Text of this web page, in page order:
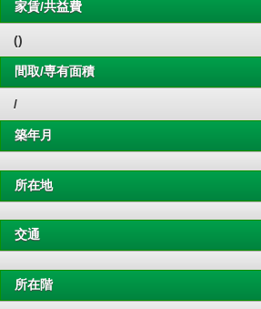
家賃/共益費
()
間取/専有面積
/
築年月
所在地
交通
所在階